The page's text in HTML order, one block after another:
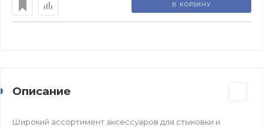
В КОРЗИНУ
Описание
Широкий ассортимент аксессуаров для стыковки и